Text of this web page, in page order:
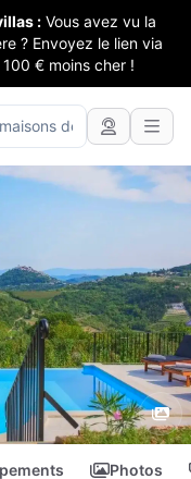
: Vous avez vu la
? Envoyez le lien via
€ moins cher !
Photos